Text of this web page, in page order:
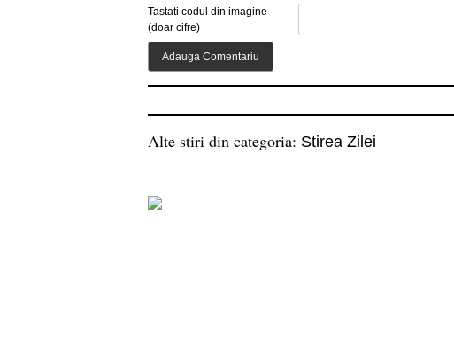
Tastati codul din imagine
(doar cifre)
Alte stiri din categoria: Stirea Zilei